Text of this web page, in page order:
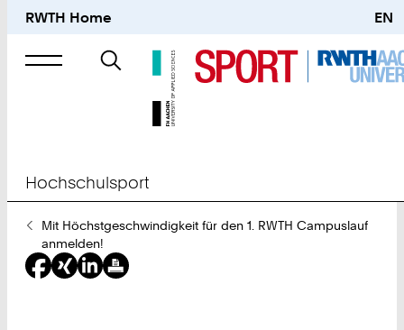
RWTH Home EN
Suche
nach
Hochschulsport
Sie
sind
hier:
Mit Höchstgeschwindigkeit für den 1. RWTH Campuslauf
anmelden!